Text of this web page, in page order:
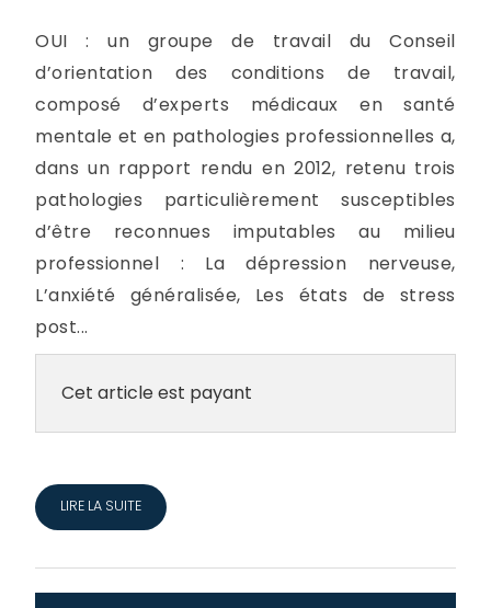
OUI : un groupe de travail du Conseil
d’orientation des conditions de travail,
composé d’experts médicaux en santé
mentale et en pathologies professionnelles a,
dans un rapport rendu en 2012, retenu trois
pathologies particulièrement susceptibles
d’être reconnues imputables au milieu
professionnel : La dépression nerveuse,
L’anxiété généralisée, Les états de stress
post...
Cet article est payant
LIRE LA SUITE